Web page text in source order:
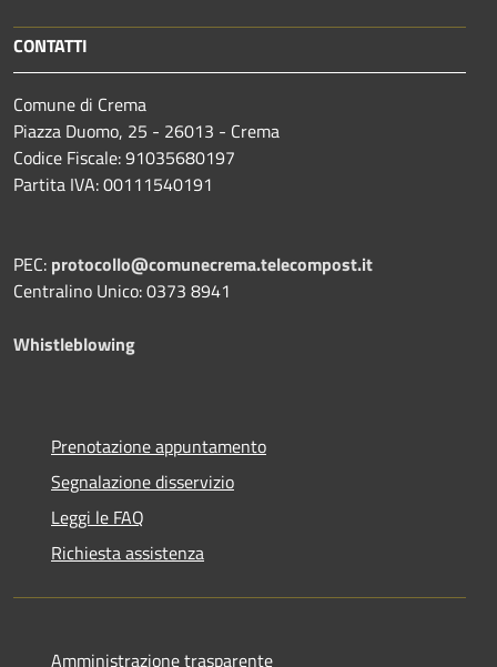
CONTATTI
Comune di Crema
Piazza Duomo, 25 - 26013 - Crema
Codice Fiscale: 91035680197
Partita IVA: 00111540191
PEC: protocollo@comunecrema.telecompost.it
Centralino Unico: 0373 8941
Whistleblowing
Prenotazione appuntamento
Segnalazione disservizio
Leggi le FAQ
Richiesta assistenza
Amministrazione trasparente